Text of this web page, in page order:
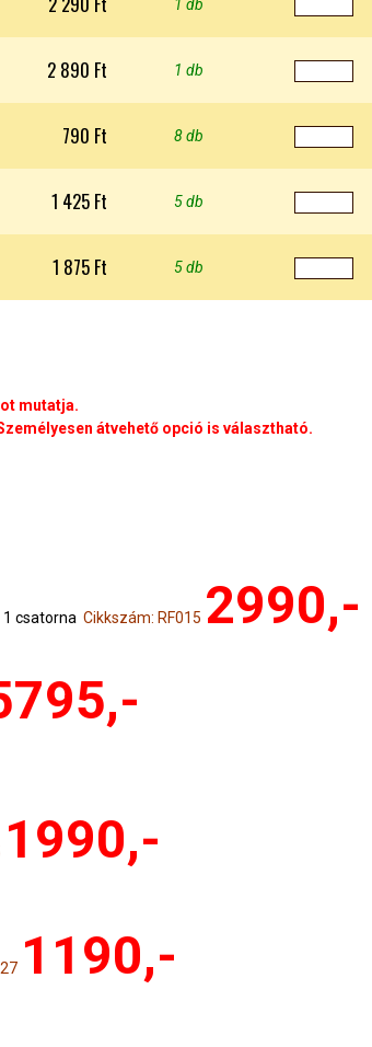
1 db
2 890 Ft 1 db
790 Ft 8 db
1 425 Ft 5 db
1 875 Ft 5 db
mutatja.
átvehető opció is választható.
1 csatorna Cikkszám: RF015 2990,-
1990,-
1190,-